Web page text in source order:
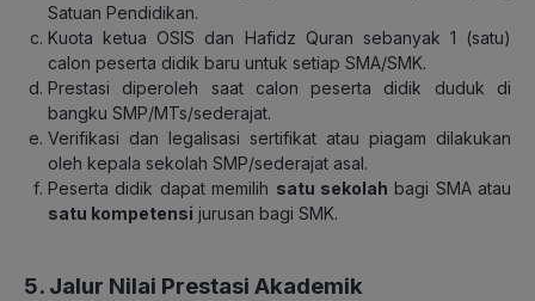
Satuan Pendidikan.
Kuota ketua OSIS dan Hafidz Quran sebanyak 1 (satu)
calon peserta didik baru untuk setiap SMA/SMK.
Prestasi diperoleh saat calon peserta didik duduk di
bangku SMP/MTs/sederajat.
Verifikasi dan legalisasi sertifikat atau piagam dilakukan
oleh kepala sekolah SMP/sederajat asal.
Peserta didik dapat memilih satu sekolah bagi SMA atau
satu kompetensi jurusan bagi SMK.
5. Jalur Nilai Prestasi Akademik